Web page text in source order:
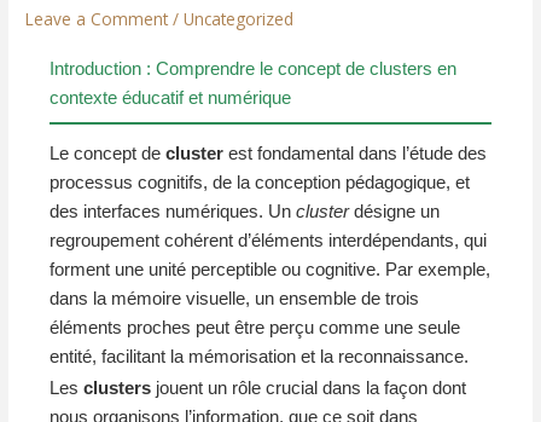
Leave a Comment /Uncategorized
Introduction : Comprendre le concept de clusters en
contexte éducatif et numérique
Le concept decluster est fondamental dans l’étude des
processus cognitifs, de la conception pédagogique, et
des interfaces numériques. Unclusterdésigne un
regroupement cohérent d’éléments interdépendants, qui
forment une unité perceptible ou cognitive. Par exemple,
dans la mémoire visuelle, un ensemble de trois
éléments proches peut être perçu comme une seule
entité, facilitant la mémorisation et la reconnaissance.
Lesclusters jouent un rôle crucial dans la façon dont
nous organisons l’information, que ce soit dans